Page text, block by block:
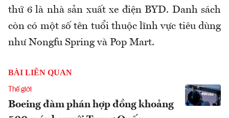
thứ 6 là nhà sản xuất xe điện BYD. Danh sách
còn có một số tên tuổi thuộc lĩnh vực tiêu dùng
như Nongfu Spring và Pop Mart.
BÀI LIÊN QUAN
Thế giới
Boeing đàm phán hợp đồng khoảng